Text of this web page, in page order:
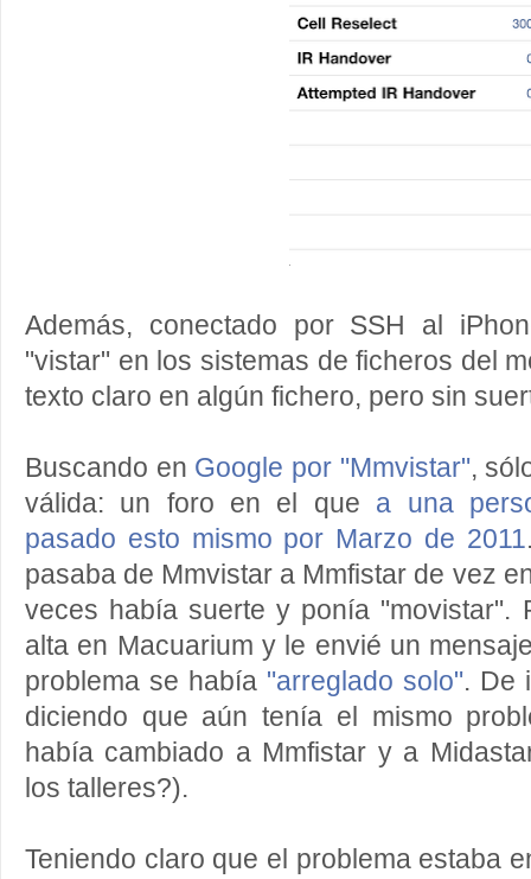
Además, conectado por SSH al
"vistar" en los sistemas de ficheros del
texto claro en algún fichero, pero sin
Buscando en Google por "Mmvistar",
válida: un foro en el que a una
pasado esto mismo por Marzo de 2011
pasaba de Mmvistar a Mmfistar de vez
veces había suerte y ponía "movistar".
alta en Macuarium y le envié un
problema se había "arreglado solo". De
diciendo que aún tenía el mismo
había cambiado a Mmfistar y a
los talleres?).
Teniendo claro que el problema estaba